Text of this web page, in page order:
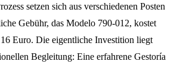
setzen sich aus verschiedenen Posten
Gebühr, das Modelo 790-012, kostet
Euro. Die eigentliche Investition liegt
Begleitung: Eine erfahrene Gestoría